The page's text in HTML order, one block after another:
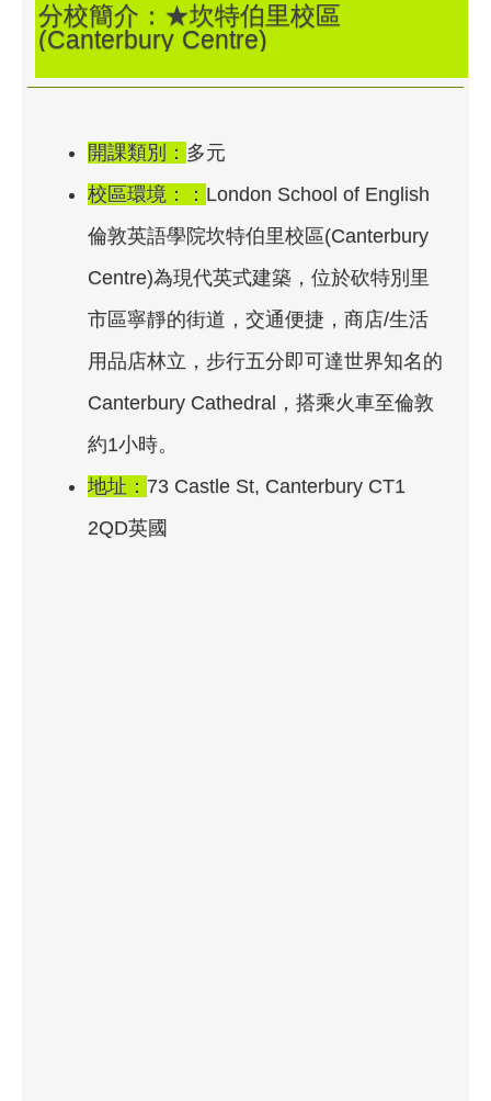
分校簡介：★坎特伯里校區
(Canterbury Centre)
開課類別： 多元
校區環境：： London School of English
倫敦英語學院坎特伯里校區(Canterbury
Centre)為現代英式建築，位於砍特別里
市區寧靜的街道，交通便捷，商店/生活
用品店林立，步行五分即可達世界知名的
Canterbury Cathedral，搭乘火車至倫敦
約1小時。
地址： 73 Castle St, Canterbury CT1
2QD英國